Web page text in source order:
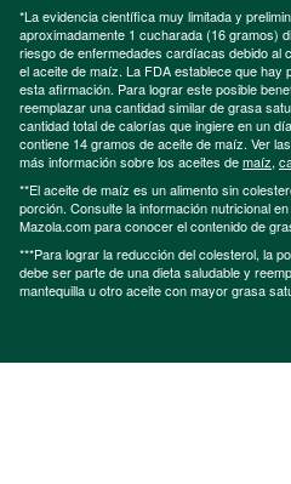
*La evidencia científica muy limitada y
aproximadamente 1 cucharada (16 gramos)
riesgo de enfermedades cardíacas debido al
el aceite de maíz. La FDA establece que
esta afirmación. Para lograr este posible
reemplazar una cantidad similar de grasa
cantidad total de calorías que ingiere en un
contiene 14 gramos de aceite de maíz. Ver
más información sobre los aceites demaíz,
**El aceite de maíz es un alimento sin
porción. Consulte la información nutricional
Mazola.com para conocer el contenido de
***Para lograr la reducción del colesterol, la
debe ser parte de una dieta saludable y
mantequilla u otro aceite con mayor grasa